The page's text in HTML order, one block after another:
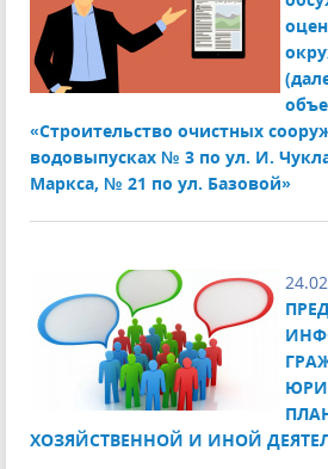
«Строительство очистных
водовыпусках № 3 по ул. И.
Маркса, № 21 по ул. Базовой»
ХОЗЯЙСТВЕННОЙ И ИНОЙ